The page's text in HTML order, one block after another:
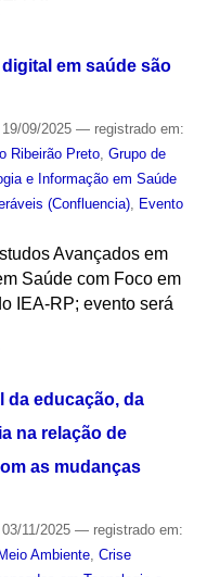
em saúde são
09/2025 — registrado em:
Ribeirão Preto, Grupo de
e Informação em Saúde
(Confluencia), Evento
Avançados em
Saúde com Foco em
IEA-RP; evento será
da educação, da
na relação de
as mudanças
11/2025 — registrado em:
Meio Ambiente, Crise